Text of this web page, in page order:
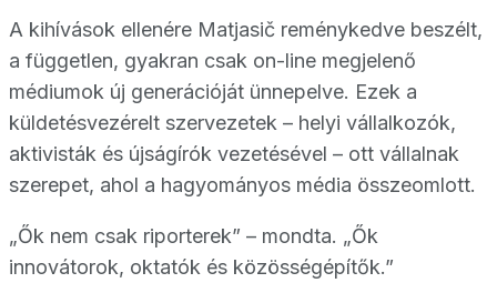
A kihívások ellenére Matjasič reménykedve beszélt,
a független, gyakran csak on-line megjelenő
médiumok új generációját ünnepelve. Ezek a
küldetésvezérelt szervezetek – helyi vállalkozók,
aktivisták és újságírók vezetésével – ott vállalnak
szerepet, ahol a hagyományos média összeomlott.
„Ők nem csak riporterek” – mondta. „Ők
innovátorok, oktatók és közösségépítők.”